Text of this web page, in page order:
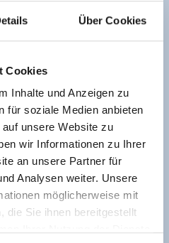
Über Cookies
Cookies
Inhalte und Anzeigen zu
für soziale Medien anbieten
unsere Website zu
wir Informationen zu Ihrer
an unsere Partner für
Analysen weiter. Unsere
möglicherweise mit
die Sie ihnen bereitgestellt